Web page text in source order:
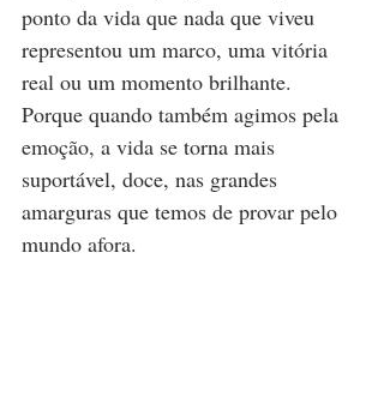
ponto da vida que nada que viveu
representou um marco, uma vitória
real ou um momento brilhante.
Porque quando também agimos pela
emoção, a vida se torna mais
suportável, doce, nas grandes
amarguras que temos de provar pelo
mundo afora.